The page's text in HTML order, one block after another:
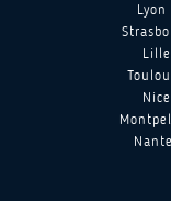
Lyon
Lille
Nice